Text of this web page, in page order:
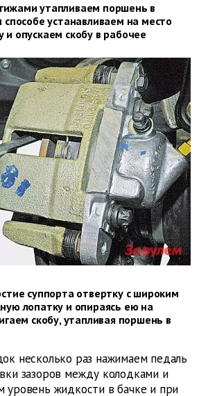
утапливаем поршень в
устанавливаем на место
опускаем скобу в рабочее
суппорта отвертку с широким
лопатку и опираясь ею на
скобу, утапливая поршень в
несколько раз нажимаем педаль
зазоров между колодками и
уровень жидкости в бачке и при